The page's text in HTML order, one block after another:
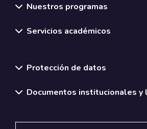
Nuestros programas
Servicios académicos
Protección de datos
Documentos institucionales y